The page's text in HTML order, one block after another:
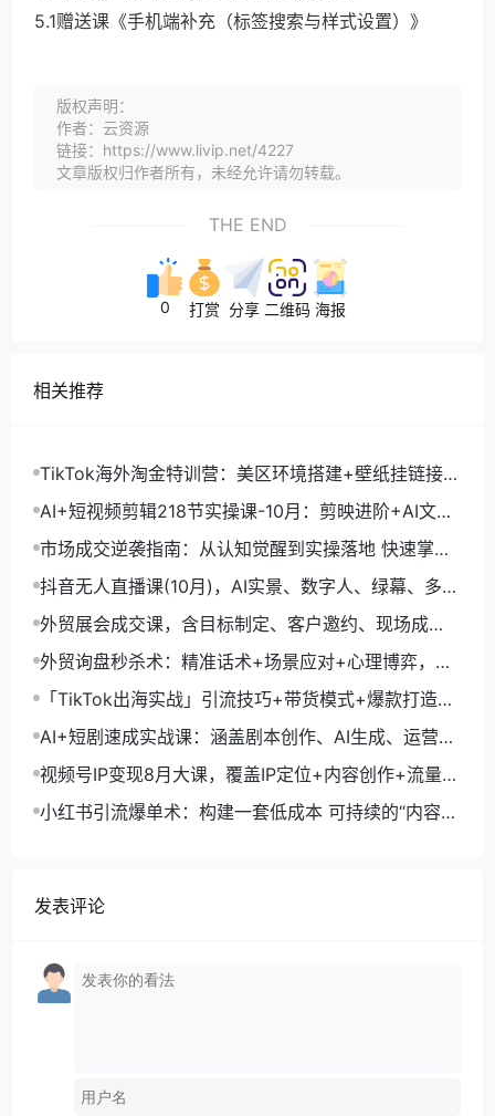
5.1赠送课《手机端补充（标签搜索与样式设置）》
版权声明：
作者：云资源
链接：https://www.livip.net/4227
文章版权归作者所有，未经允许请勿转载。
THE END
0 打赏 分享 二维码 海报
相关推荐
TikTok海外淘金特训营：美区环境搭建+壁纸挂链接
+剪映数字人，月入1.5万
AI+短视频剪辑218节实操课-10月：剪映进阶+AI文案
生成+账号运营，月入2万
市场成交逆袭指南：从认知觉醒到实操落地 快速掌握
市场开拓与成交核心能力
抖音无人直播课(10月)，AI实景、数字人、绿幕、多种
玩法、24小时自动盈利
外贸展会成交课，含目标制定、客户邀约、现场成
交，系统化SOP提升参展ROI
外贸询盘秒杀术：精准话术+场景应对+心理博弈，单
月询盘转化率提升200%
「TikTok出海实战」引流技巧+带货模式+爆款打造，
单月变现10万+秘籍
AI+短剧速成实战课：涵盖剧本创作、AI生成、运营变
现，单部剧收益破万
视频号IP变现8月大课，覆盖IP定位+内容创作+流量获
取+合规运营+商业转化
小红书引流爆单术：构建一套低成本 可持续的“内容-
发表评论